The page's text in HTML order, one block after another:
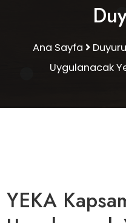
Ana Sayfa
Uygulanacak
YEKA